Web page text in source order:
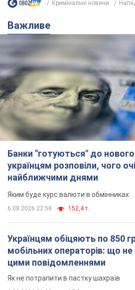
Банки "готуються" до
українцям розповіли, чого
найближчими днями
Яким буде курс валюти в обмінниках
6.08.2026 22:58 152,4 т.
Українцям обіцяють по 850
мобільних операторів: що не
цими повідомленнями
Як не потрапити в пастку шахраїв
6.08.2026 21:02 17,0 т.
Найдорожчий футболіст
забив "Карабаху" вже на 10-й
матчу. Відео
Поєдинок відбувається в Польщі
6.08.2026 20:48 7,2 т.